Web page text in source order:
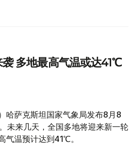
多地最高气温或达41℃
哈萨克斯坦国家气象局发布8月8
未来几天，全国多地将迎来新一轮
气温预计达到41℃。